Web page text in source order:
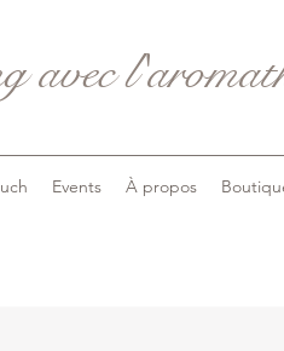
avec
Events À propos